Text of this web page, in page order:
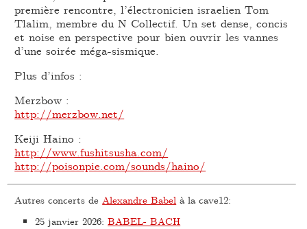
première rencontre, l’électronicien israelien Tom
Tlalim, membre du N Collectif. Un set dense, concis
et noise en perspective pour bien ouvrir les vannes
d’une soirée méga-sismique.
Plus d’infos :
Merzbow :
http://merzbow.net/
Keiji Haino :
http://www.fushitsusha.com/
http://poisonpie.com/sounds/haino/
Autres concerts de Alexandre Babel à la cave12:
25 janvier 2026:BABEL- BACH